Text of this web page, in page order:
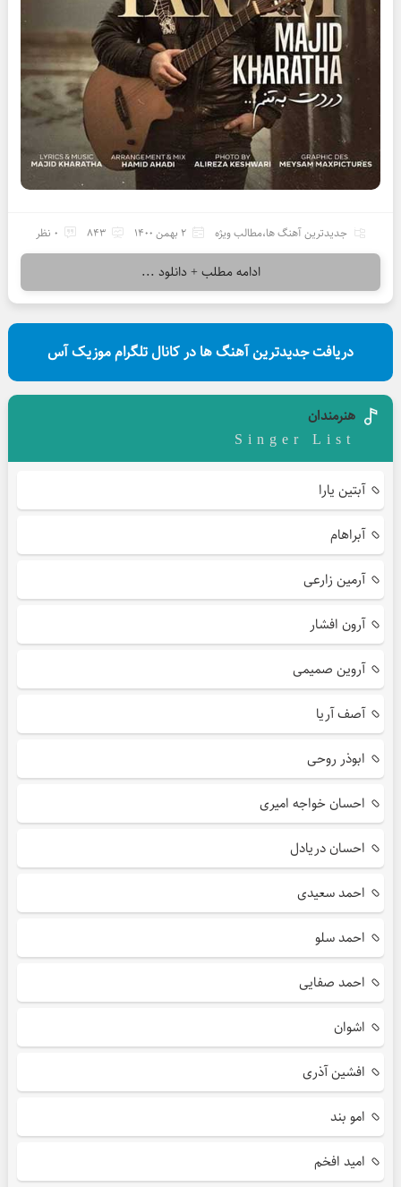
جدیدترین آهنگ ها،مطالب ویژه 2 بهمن 1400 843 0 نظر
ادامه مطلب + دانلود ...
دریافت جدیدترین آهنگ ها در کانال تلگرام موزیک آس
هنرمندان
Singer List
آبتین یارا
آبراهام
آرمین زارعی
آرون افشار
آروین صمیمی
آصف آریا
ابوذر روحی
احسان خواجه امیری
احسان دریادل
احمد سعیدی
احمد سلو
احمد صفایی
اشوان
افشین آذری
امو بند
امید افخم